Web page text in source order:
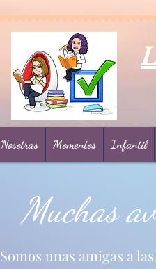
Nosotras Momentos Infantil
Somos unas amigas a
Muchas